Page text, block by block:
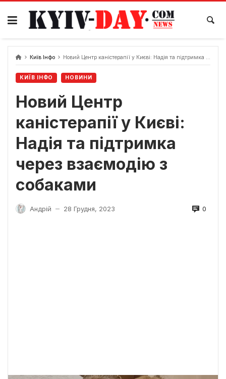
Перейти
вмісту
Київ Інфо Новий Центр каністерапії у Києві: Надія та підтримка через взаємодію з собаками
КИЇВ ІНФО НОВИНИ
Новий Центр
каністерапії у Києві:
Надія та підтримка
через взаємодію з
собаками
Андрій — 28 Грудня, 2023 0